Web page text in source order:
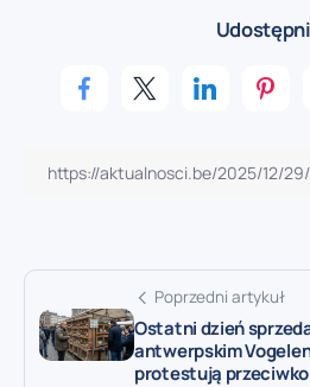
Poprzedni artykuł
Ostatni dzień
antwerpskim
protestują